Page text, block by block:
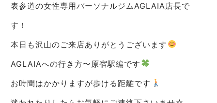
表参道の女性専用パーソナルジムAGLAIA店長で
す！
本日も沢山のご来店ありがとうございます
AGLAIAへの行き方〜原宿駅編です
お時間はかかりますが歩ける距離です